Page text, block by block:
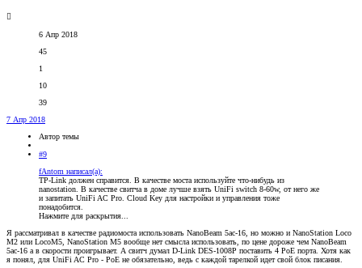
6 Апр 2018
45
1
10
39
7 Апр 2018
Автор темы
#9
fAntom написал(а):
TP-Link должен справится. В качестве моста используйте что-нибудь из
nanostation. В качестве свитча в доме лучше взять UniFi switch 8-60w, от него же
и запитать UniFi AC Pro. Cloud Key для настройки и управления тоже
понадобится.
Нажмите для раскрытия...
Я рассматривал в качестве радиомоста использовать NanoBeam 5ac-16, но можно и NanoStation Loco
M2 или LocoM5, NanoStation M5 вообще нет смысла использовать, по цене дороже чем NanoBeam
5ac-16 а в скорости проигрывает. А свитч думал D-Link DES-1008P поставить 4 PoE порта. Хотя как
я понял, для UniFi AC Pro - PoE не обязательно, ведь с каждой тарелкой идет свой блок писания.